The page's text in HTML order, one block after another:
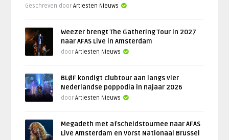
Geschreven doorArtiesten Nieuws
Weezer brengt The Gathering Tour in 2027
naar AFAS Live in Amsterdam
doorArtiesten Nieuws
BLØF kondigt clubtour aan langs vier
Nederlandse poppodia in najaar 2026
doorArtiesten Nieuws
Megadeth met afscheidstournee naar AFAS
Live Amsterdam en Vorst Nationaal Brussel